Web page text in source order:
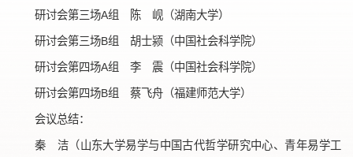
研讨会第三场A组 陈 岘（湖南大学）
研讨会第三场B组 胡士颍（中国社会科学院）
研讨会第四场A组 李 震（中国社会科学院）
研讨会第四场B组 蔡飞舟（福建师范大学）
会议总结：
秦 洁（山东大学易学与中国古代哲学研究中心、青年易学工